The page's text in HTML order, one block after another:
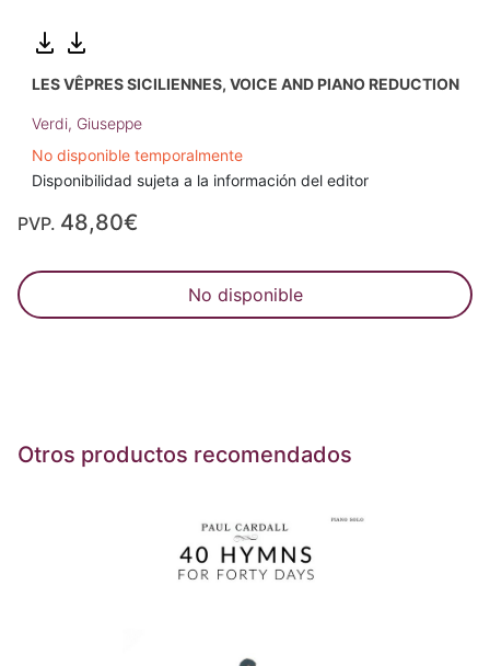
LES VÊPRES SICILIENNES, VOICE AND PIANO REDUCTION
Verdi, Giuseppe
No disponible temporalmente
Disponibilidad sujeta a la información del editor
PVP. 48,80€
No disponible
Otros productos recomendados